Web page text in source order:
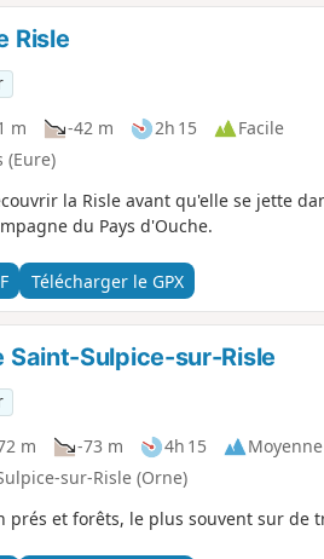
Risle
m -42 m 2h 15
Facile
(Eure)
la Risle avant qu'elle se jette
du Pays d'Ouche.
Télécharger le GPX
Saint-Sulpice-sur-Risle
m -73 m 4h 15
Moyenne
sur-Risle (Orne)
prés et forêts, le plus souvent sur de